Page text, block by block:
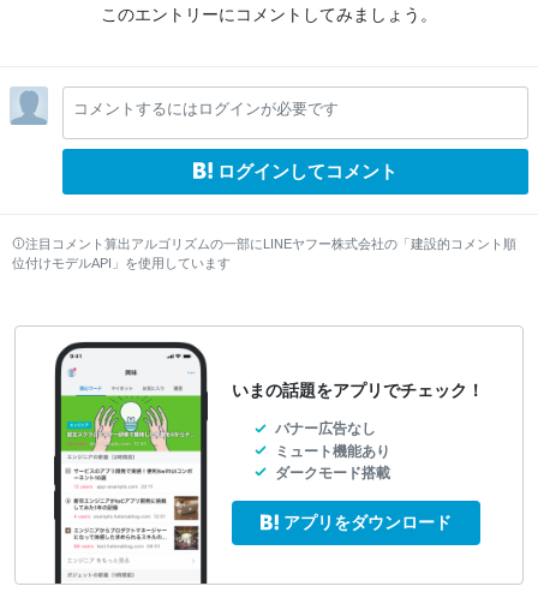
このエントリーにコメントしてみましょう。
コメントするにはログインが必要です
ログインしてコメント
注目コメント算出アルゴリズムの一部にLINEヤフー株式会社の「建設的コメント順
位付けモデルAPI」を使用しています
いまの話題をアプリでチェック！
バナー広告なし
ミュート機能あり
ダークモード搭載
アプリをダウンロード